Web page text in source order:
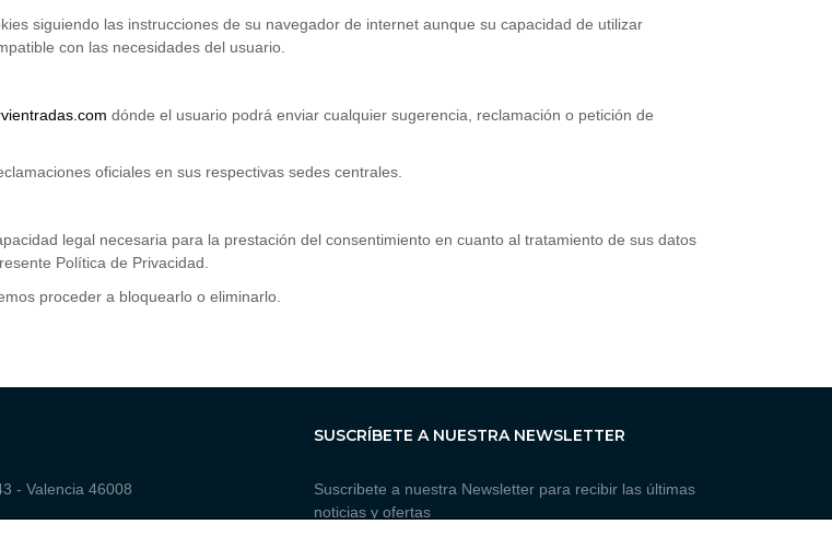
siguiendo las instrucciones de su navegador de internet aunque su capacidad de utilizar
con las necesidades del usuario.
dónde el usuario podrá enviar cualquier sugerencia, reclamación o petición de
oficiales en sus respectivas sedes centrales.
legal necesaria para la prestación del consentimiento en cuanto al tratamiento de sus datos
Política de Privacidad.
proceder a bloquearlo o eliminarlo.
- Valencia 46008
SUSCRÍBETE A NUESTRA NEWSLETTER
Suscribete a nuestra Newsletter para recibir las últimas
noticias y ofertas